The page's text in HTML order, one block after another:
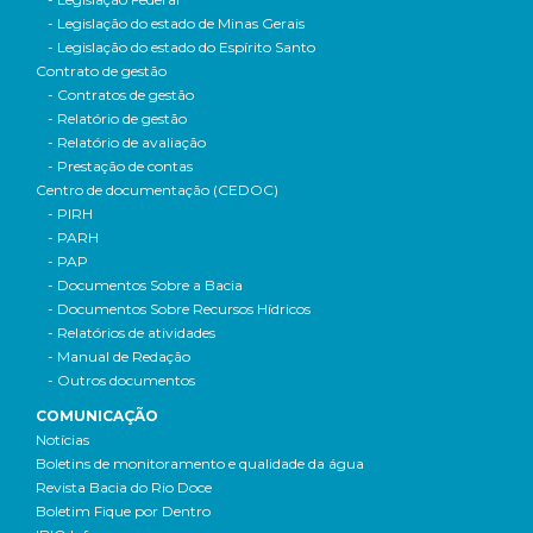
- Legislação do estado de Minas Gerais
- Legislação do estado do Espírito Santo
Contrato de gestão
- Contratos de gestão
- Relatório de gestão
- Relatório de avaliação
- Prestação de contas
Centro de documentação (CEDOC)
- PIRH
- PARH
- PAP
- Documentos Sobre a Bacia
- Documentos Sobre Recursos Hídricos
- Relatórios de atividades
- Manual de Redação
- Outros documentos
COMUNICAÇÃO
Notícias
Boletins de monitoramento e qualidade da água
Revista Bacia do Rio Doce
Boletim Fique por Dentro